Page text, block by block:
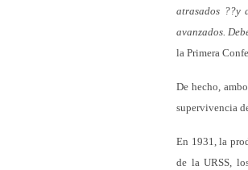
atrasados ??y
avanzados.
la Primera
De hecho,
supervivencia
En 1931, la
de la URSS,